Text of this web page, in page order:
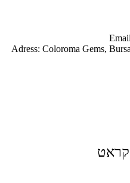
Adress: Coloroma Gems,